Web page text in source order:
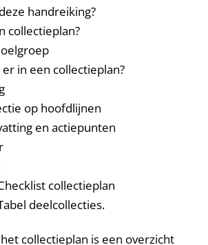
handreiking?
collectieplan?
in een collectieplan?
op hoofdlijnen
en actiepunten
collectieplan
deelcollecties.
collectieplan is een overzicht